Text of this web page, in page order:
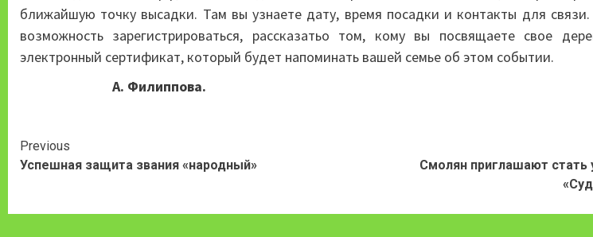
ближайшую точку высадки. Там вы узнаете дату, время посадки и контакты для
возможность зарегистрироваться, рассказатьо том, кому вы посвящаете свое
электронный сертификат, который будет напоминать вашей семье об этом событии.
А. Филиппова.
Continue
Reading
Previous
Успешная защита звания «народный»
Смолян приглашают стать